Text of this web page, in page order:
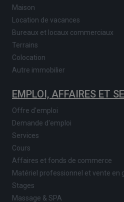
Maison
Location de vacances
Bureaux et locaux commerciaux
Terrains
Colocation
Autre immobilier
EMPLOI, AFFAIRES ET
Offre d'emploi
Demande d'emploi
Services
Cours
Affaires et fonds de commerce
Matériel professionnel et vente en
Stages
Massage & SPA